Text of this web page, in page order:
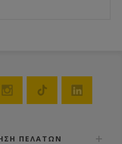
ΠΕΛΑΤΩΝ